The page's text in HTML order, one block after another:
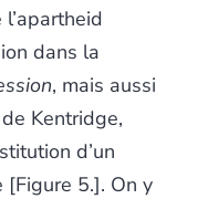
dans la
, mais aussi
Kentridge,
d’un
5.]. On y